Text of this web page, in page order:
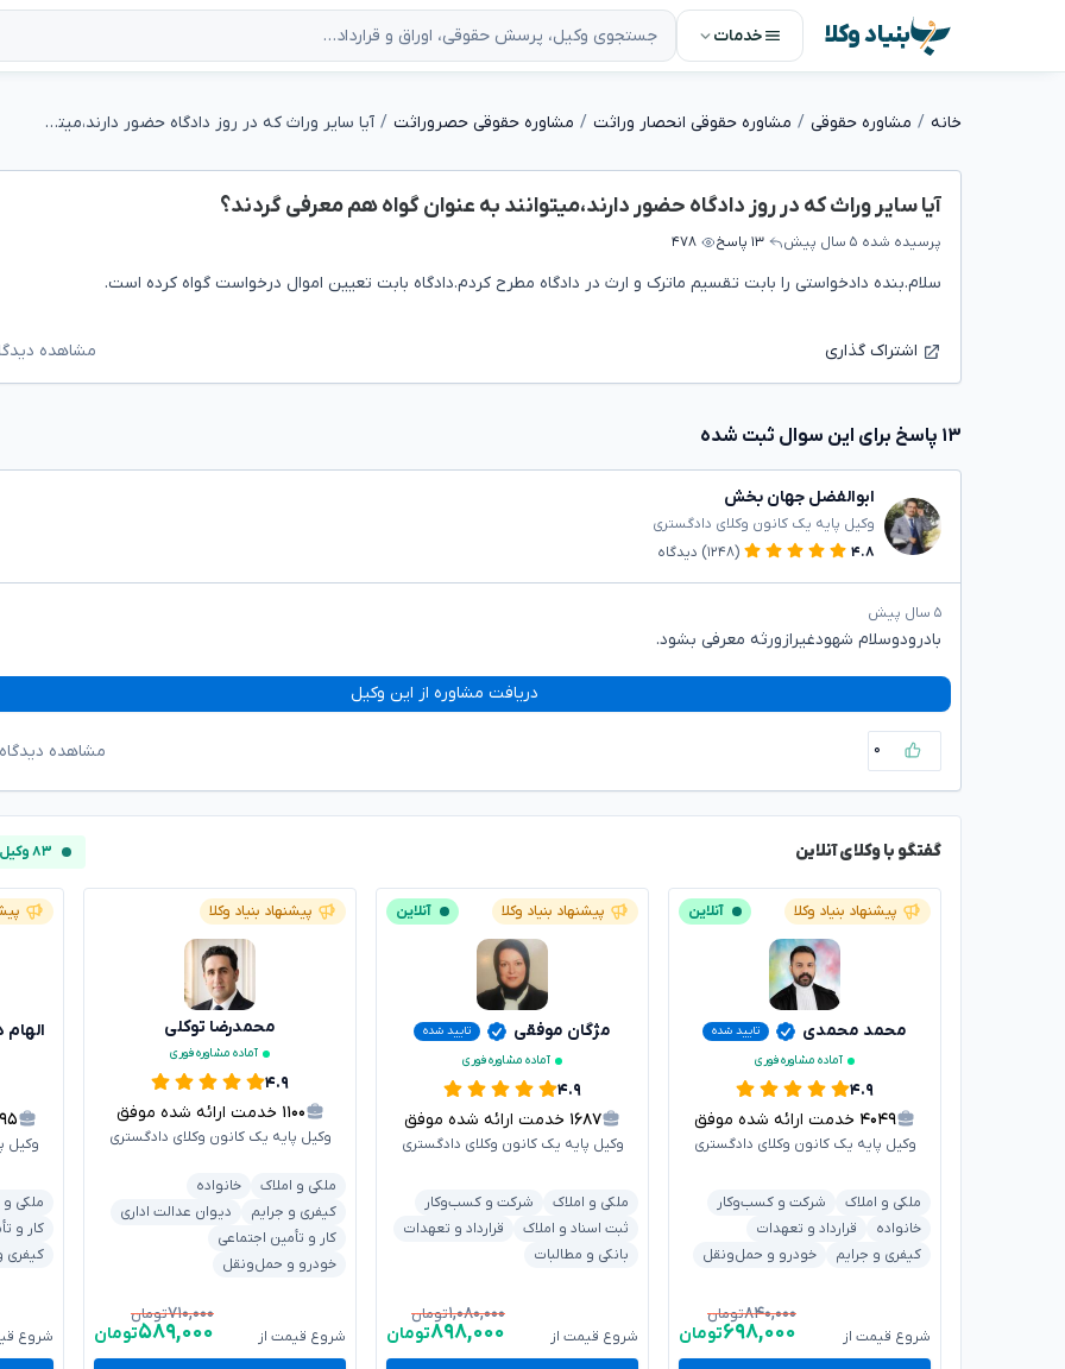
بنیاد وکلا خدمات
خانه مشاوره حقوقی مشاوره حقوقی انحصار وراثت مشاوره حقوقی حصروراثت آیا سایر وراث که در روز دادگاه حضور دارند،میتوانند به عنوان گواه هم معرفی گردند؟
آیا سایر وراث که در روز دادگاه حضور دارند،میتوانند به عنوان گواه هم معرفی گردند؟
پرسیده شده ۵ سال پیش ۱۳ پاسخ ۴۷۸
سلام.بنده دادخواستی را بابت تقسیم ماترک و ارث در دادگاه مطرح کردم.دادگاه بابت تعیین اموال درخواست گواه کرده است.
اشتراک گذاری مشاهده
۱۳ پاسخ برای این سوال ثبت شده
ابوالفضل جهان بخش
وکیل پایه یک کانون وکلای دادگستری
۴.۸
(۱۲۴۸) دیدگاه
۵ سال پیش
بادرودوسلام شهودغیرازورثه معرفی بشود.
دریافت مشاوره از این وکیل
۰ مشاهده
گفتگو با وکلای آنلاین ۸۳ وکیل آنلاین
پیشنهاد بنیاد وکلا آنلاین
محمد محمدی
تایید شده
آماده مشاوره فوری
۴.۹
۴۰۴۹ خدمت ارائه شده موفق
وکیل پایه یک کانون وکلای دادگستری
ملکی و املاک
شرکت و کسب‌وکار
خانواده
قرارداد و تعهدات
کیفری و جرایم
خودرو و حمل‌ونقل
شروع قیمت از
۸۴۰,۰۰۰تومان
۶۹۸,۰۰۰تومان
پیشنهاد بنیاد وکلا آنلاین
مژگان موفقی
تایید شده
آماده مشاوره فوری
۴.۹
۱۶۸۷ خدمت ارائه شده موفق
وکیل پایه یک کانون وکلای دادگستری
ملکی و املاک
شرکت و کسب‌وکار
ثبت اسناد و املاک
قرارداد و تعهدات
بانکی و مطالبات
شروع قیمت از
۱,۰۸۰,۰۰۰تومان
۸۹۸,۰۰۰تومان
پیشنهاد بنیاد وکلا
محمدرضا توکلی
آماده مشاوره فوری
۴.۹
۱۱۰۰ خدمت ارائه شده موفق
وکیل پایه یک کانون وکلای دادگستری
ملکی و املاک
خانواده
کیفری و جرایم
دیوان عدالت اداری
کار و تأمین اجتماعی
خودرو و حمل‌ونقل
شروع قیمت از
۷۱۰,۰۰۰تومان
۵۸۹,۰۰۰تومان
الهام
وکیل
ملکی و
کار و
کیفری
شروع